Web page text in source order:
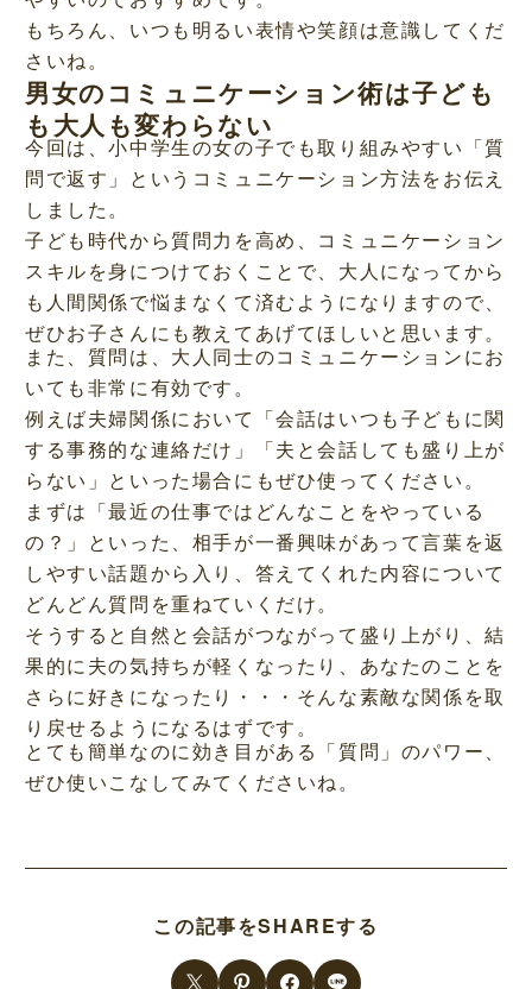
もちろん、いつも明るい表情や笑顔は意識してくだ
さいね。
男女のコミュニケーション術は子ども
も大人も変わらない
今回は、小中学生の女の子でも取り組みやすい「質
問で返す」というコミュニケーション方法をお伝え
しました。
子ども時代から質問力を高め、コミュニケーション
スキルを身につけておくことで、大人になってから
も人間関係で悩まなくて済むようになりますので、
ぜひお子さんにも教えてあげてほしいと思います。
また、質問は、大人同士のコミュニケーションにお
いても非常に有効です。
例えば夫婦関係において「会話はいつも子どもに関
する事務的な連絡だけ」「夫と会話しても盛り上が
らない」といった場合にもぜひ使ってください。
まずは「最近の仕事ではどんなことをやっている
の？」といった、相手が一番興味があって言葉を返
しやすい話題から入り、答えてくれた内容について
どんどん質問を重ねていくだけ。
そうすると自然と会話がつながって盛り上がり、結
果的に夫の気持ちが軽くなったり、あなたのことを
さらに好きになったり・・・そんな素敵な関係を取
り戻せるようになるはずです。
とても簡単なのに効き目がある「質問」のパワー、
ぜひ使いこなしてみてくださいね。
この記事をSHAREする